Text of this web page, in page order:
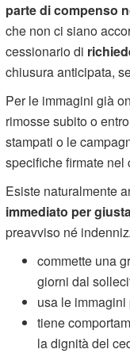
parte di compenso
che non ci siano
cessionario di
chiusura anticipata,
Per le immagini già
rimosse subito o
stampati o le
specifiche firmate nel
Esiste naturalmente
immediato per
preavviso né
commette una
giorni dal
usa le
tiene
la dignità del